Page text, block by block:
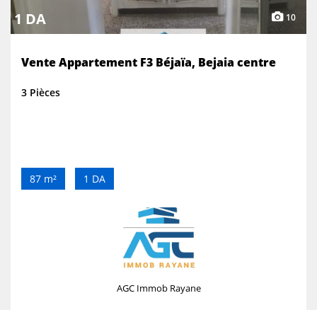
1 DA 10
Vente Appartement F3 Béjaïa, Bejaia centre
3 Pièces
87 m² 1 DA
AGC Immob Rayane